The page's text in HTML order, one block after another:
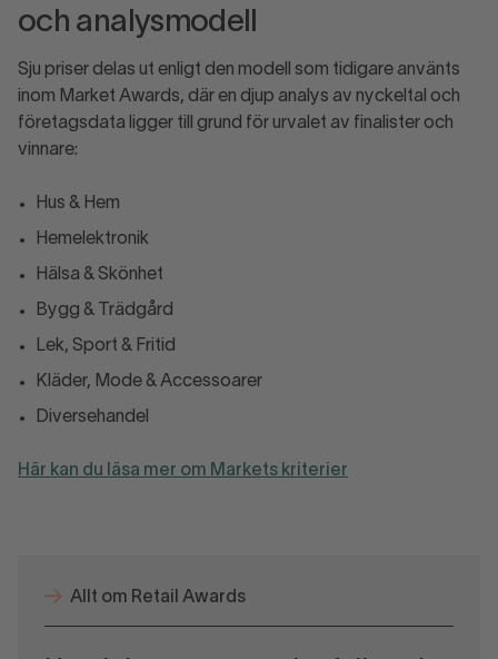
och analysmodell
Sju priser delas ut enligt den modell som tidigare använts
inom Market Awards, där en djup analys av nyckeltal och
företagsdata ligger till grund för urvalet av finalister och
vinnare:
Hus & Hem
Hemelektronik
Hälsa & Skönhet
Bygg & Trädgård
Lek, Sport & Fritid
Kläder, Mode & Accessoarer
Diversehandel
Här kan du läsa mer om Markets kriterier
Allt om Retail Awards